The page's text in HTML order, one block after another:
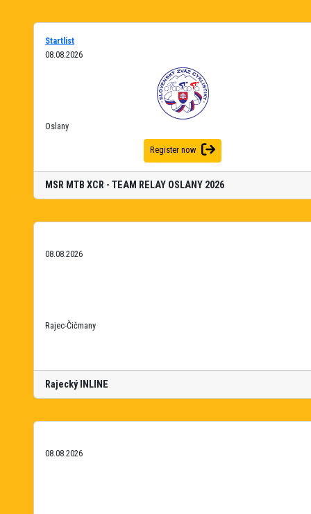
Startlist
08.08.2026
Oslany
Register now
MSR MTB XCR - TEAM RELAY OSLANY 2026
08.08.2026
Rajec-Čičmany
Rajecký INLINE
08.08.2026